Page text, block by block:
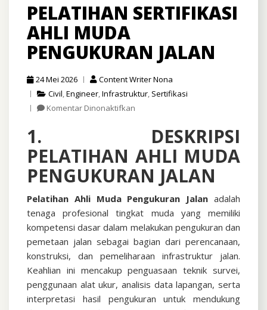
PELATIHAN SERTIFIKASI
AHLI MUDA
PENGUKURAN JALAN
24 Mei 2026
Content Writer Nona
Civil,Engineer,Infrastruktur, Sertifikasi
Komentar Dinonaktifkan
Sertifikasi
Muda
Pengukuran
Jalan
1. DESKRIPSI
PELATIHAN AHLI MUDA
PENGUKURAN JALAN
Pelatihan Ahli Muda Pengukuran Jalan adalah
tenaga profesional tingkat muda yang memiliki
kompetensi dasar dalam melakukan pengukuran dan
pemetaan jalan sebagai bagian dari perencanaan,
konstruksi, dan pemeliharaan infrastruktur jalan.
Keahlian ini mencakup penguasaan teknik survei,
penggunaan alat ukur, analisis data lapangan, serta
interpretasi hasil pengukuran untuk mendukung